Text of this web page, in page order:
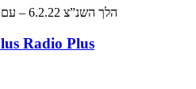
הלך השנ”צ 6.2.22 – עם אריק טלמור
Radio Plus